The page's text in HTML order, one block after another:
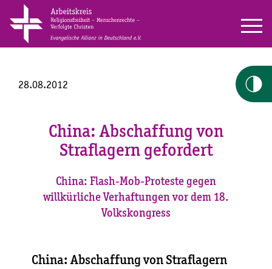
28.08.2012
China: Abschaffung von
Straflagern gefordert
China: Flash-Mob-Proteste gegen
willkürliche Verhaftungen vor dem 18.
Volkskongress
China: Abschaffung von Straflagern